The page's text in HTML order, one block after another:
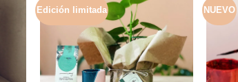
Edición limitada NUEVO